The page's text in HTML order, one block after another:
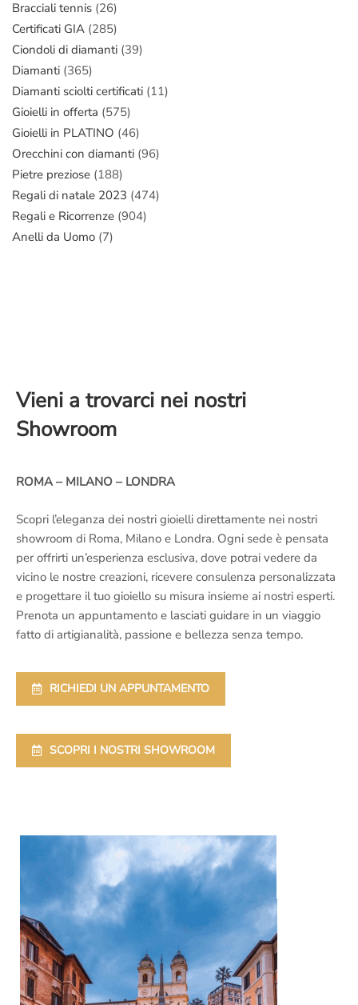
Bracciali tennis (26)
Certificati GIA (285)
Ciondoli di diamanti (39)
Diamanti (365)
Diamanti sciolti certificati (11)
Gioielli in offerta (575)
Gioielli in PLATINO (46)
Orecchini con diamanti (96)
Pietre preziose (188)
Regali di natale 2023 (474)
Regali e Ricorrenze (904)
Anelli da Uomo (7)
Vieni a trovarci nei nostri
Showroom
ROMA – MILANO – LONDRA
Scopri l’eleganza dei nostri gioielli direttamente nei nostri
showroom di Roma, Milano e Londra. Ogni sede è pensata
per offrirti un’esperienza esclusiva, dove potrai vedere da
vicino le nostre creazioni, ricevere consulenza personalizzata
e progettare il tuo gioiello su misura insieme ai nostri esperti.
Prenota un appuntamento e lasciati guidare in un viaggio
fatto di artigianalità, passione e bellezza senza tempo.
RICHIEDI UN APPUNTAMENTO
SCOPRI I NOSTRI SHOWROOM